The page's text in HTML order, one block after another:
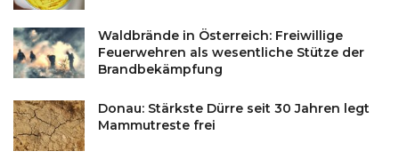
Waldbrände in Österreich: Freiwillige
Feuerwehren als wesentliche Stütze der
Brandbekämpfung
Donau: Stärkste Dürre seit 30 Jahren legt
Mammutreste frei